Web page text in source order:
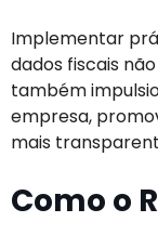
Implementar
dados fiscais
também
empresa,
mais
Como o